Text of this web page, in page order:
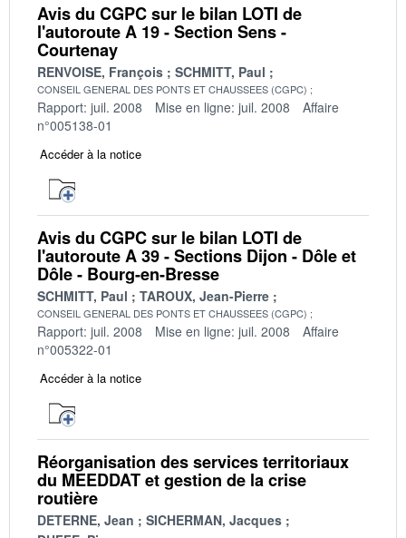
Avis du CGPC sur le bilan LOTI de
l'autoroute A 19 - Section Sens -
Courtenay
RENVOISE, François SCHMITT, Paul
CONSEIL GENERAL DES PONTS ET CHAUSSEES (CGPC)
Rapport: juil. 2008 Mise en ligne: juil. 2008
Affaire
n°005138-01
Accéder à la notice
Avis du CGPC sur le bilan LOTI de
l'autoroute A 39 - Sections Dijon - Dôle et
Dôle - Bourg-en-Bresse
SCHMITT, Paul TAROUX, Jean-Pierre
CONSEIL GENERAL DES PONTS ET CHAUSSEES (CGPC)
Rapport: juil. 2008 Mise en ligne: juil. 2008
Affaire
n°005322-01
Accéder à la notice
Réorganisation des services territoriaux
du MEEDDAT et gestion de la crise
routière
DETERNE, Jean
SICHERMAN, Jacques